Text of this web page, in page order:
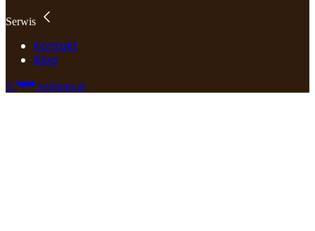
Serwis
Kontakt
Blog
© webtom.pl